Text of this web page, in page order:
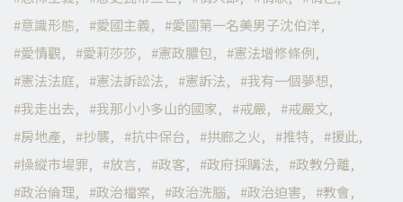
意識形態
愛國主義
愛國第一名美男子沈伯洋
愛情觀
愛莉莎莎 憲政膿包
憲法增修條例
憲法法庭
憲法訴訟法 憲訴法
我有一個夢想
我走出去
我那小小多山的國家 戒嚴
戒嚴文
房地產
抄襲 抗中保台 拱廊之火 推特
援此
操縱市場罪
放言 政客 政府採購法
政教分離
政治倫理
政治檔案 政治洗腦 政治迫害
教會